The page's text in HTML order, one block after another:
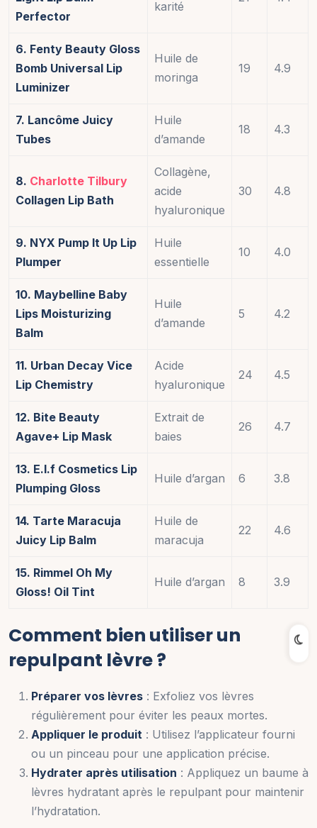
Perfector
karité
6. Fenty Beauty Gloss
Bomb Universal Lip
Luminizer
Huile de
moringa
19 4.9
7. Lancôme Juicy
Tubes
Huile
d’amande
18 4.3
8. Charlotte Tilbury
Collagen Lip Bath
Collagène,
acide
hyaluronique
30 4.8
9. NYX Pump It Up Lip
Plumper
Huile
essentielle
10 4.0
10. Maybelline Baby
Lips Moisturizing
Balm
Huile
d’amande
5 4.2
11. Urban Decay Vice
Lip Chemistry
Acide
hyaluronique
24 4.5
12. Bite Beauty
Agave+ Lip Mask
Extrait de
baies
26 4.7
13. E.l.f Cosmetics Lip
Plumping Gloss
Huile d’argan 6 3.8
14. Tarte Maracuja
Juicy Lip Balm
Huile de
maracuja
22 4.6
15. Rimmel Oh My
Gloss! Oil Tint
Huile d’argan 8 3.9
Comment bien utiliser un
repulpant lèvre ?
Préparer vos lèvres : Exfoliez vos lèvres
régulièrement pour éviter les peaux mortes.
Appliquer le produit : Utilisez l’applicateur fourni
ou un pinceau pour une application précise.
Hydrater après utilisation : Appliquez un baume à
lèvres hydratant après le repulpant pour maintenir
l’hydratation.